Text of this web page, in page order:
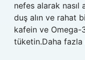
nefes alarak nasıl
duş alın ve rahat
kafein ve Omega-
tüketin.Daha